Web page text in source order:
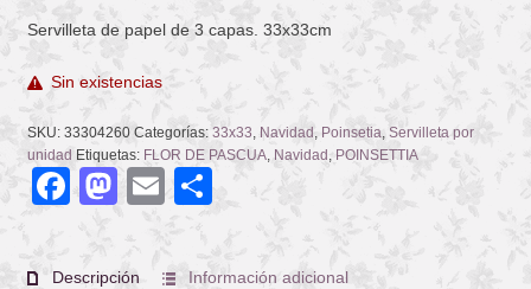
Servilleta de papel de 3 capas. 33x33cm
Sin existencias
SKU: 33304260 Categorías: 33x33, Navidad , Poinsetia, Servilleta por
unidad Etiquetas: FLOR DE PASCUA, Navidad , POINSETTIA
Facebook
Mastodon
Email
Descripción
Información adicional